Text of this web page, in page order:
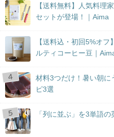
【送料無料】人気料理
セットが登場！｜Aima
【送料込・初回5%オ
ルティコーヒー豆｜
材料3つだけ！暑い朝に
ピ3選
「列に並ぶ」を3単語の